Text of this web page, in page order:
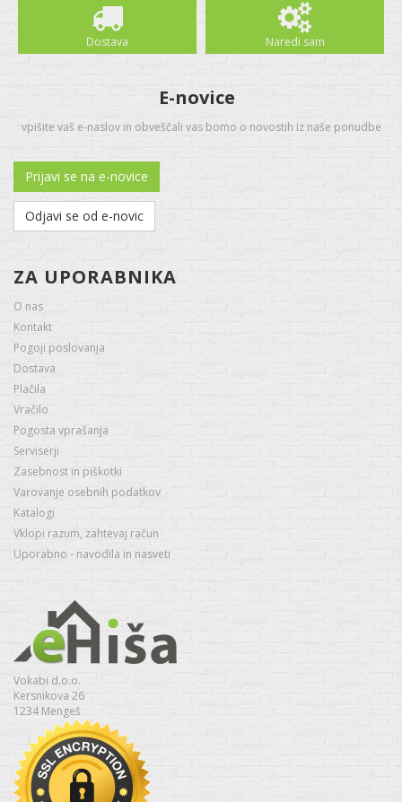
Dostava Naredi sam
E-novice
vpišite vaš e-naslov in obveščali vas bomo o novostih iz naše ponudbe
Prijavi se na e-novice
Odjavi se od e-novic
ZA UPORABNIKA
O nas
Kontakt
Pogoji poslovanja
Dostava
Plačila
Vračilo
Pogosta vprašanja
Serviserji
Zasebnost in piškotki
Varovanje osebnih podatkov
Katalogi
Vklopi razum, zahtevaj račun
Uporabno - navodila in nasveti
Vokabi d.o.o.
Kersnikova 26
1234 Mengeš